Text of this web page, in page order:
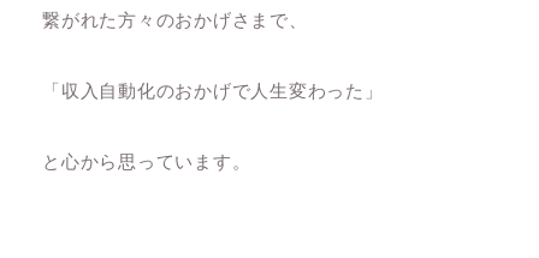
繋がれた方々のおかげさまで、
「収入自動化のおかげで人生変わった」
と心から思っています。